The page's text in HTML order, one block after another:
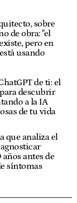
sobre
de obra: "el
pero en
usando
de ti: el
descubrir
a la IA
de tu vida
que analiza el
antes de
síntomas